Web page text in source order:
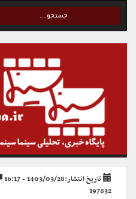
تاریخ انتشار:1403/03/28 - 16:17
197832